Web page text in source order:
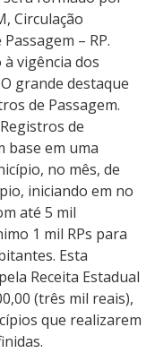
Circulação
– RP.
vigência dos
grande destaque
de Passagem.
de
base em uma
no mês, de
iniciando em no
até 5 mil
1 mil RPs para
Esta
Receita Estadual
(três mil reais),
que realizarem